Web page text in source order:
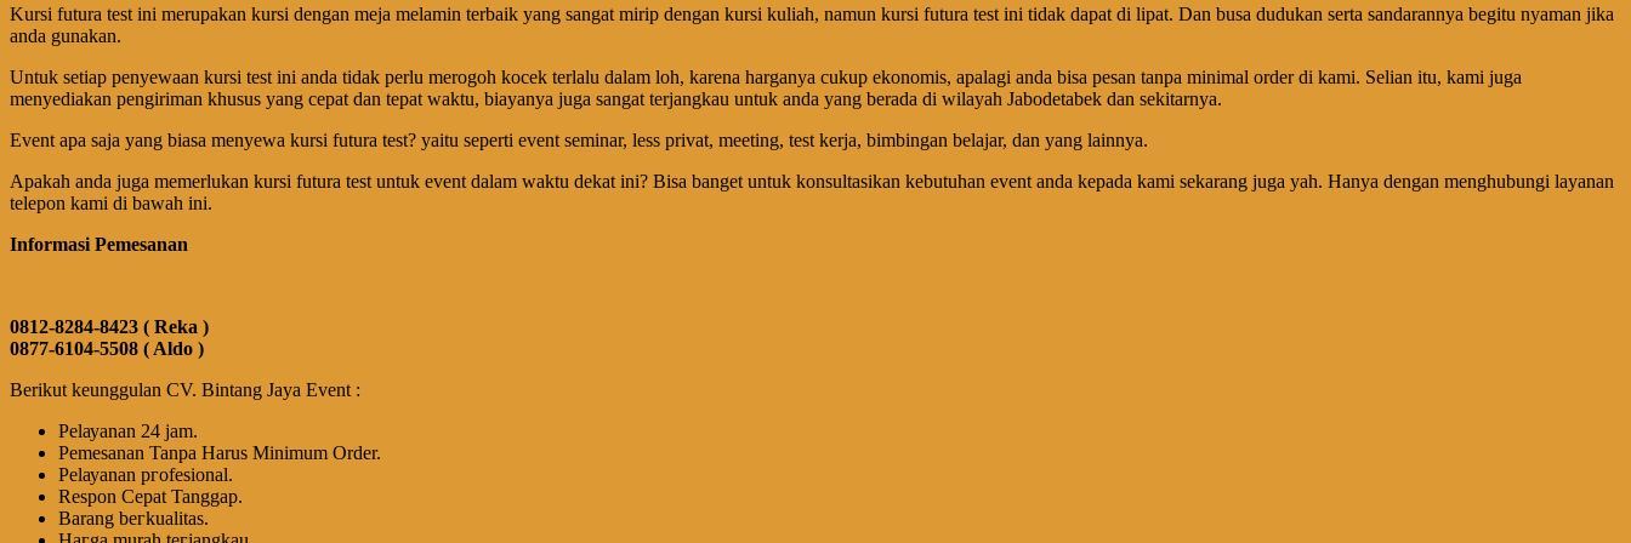
Kursi futura test ini merupakan kursi dengan meja melamin terbaik yang sangat mirip dengan kursi kuliah, namun kursi futura test ini tidak dapat di lipat. Dan busa dudukan serta sandarannya begitu nyaman jika
anda gunakan.
Untuk setiap penyewaan kursi test ini anda tidak perlu merogoh kocek terlalu dalam loh, karena harganya cukup ekonomis, apalagi anda bisa pesan tanpa minimal order di kami. Selian itu, kami juga
menyediakan pengiriman khusus yang cepat dan tepat waktu, biayanya juga sangat terjangkau untuk anda yang berada di wilayah Jabodetabek dan sekitarnya.
Event apa saja yang biasa menyewa kursi futura test? yaitu seperti event seminar, less privat, meeting, test kerja, bimbingan belajar, dan yang lainnya.
Apakah anda juga memerlukan kursi futura test untuk event dalam waktu dekat ini? Bisa banget untuk konsultasikan kebutuhan event anda kepada kami sekarang juga yah. Hanya dengan menghubungi layanan
telepon kami di bawah ini.
Informasi Pemesanan
0812-8284-8423 ( Reka )
0877-6104-5508 ( Aldo )
Berikut keunggulan CV. Bintang Jaya Event :
Pеӏауаnаn 24 jam.
Pemesanan Tanpa Harus Minimum Order.
Pеӏауаnаn ргоfеѕіоnаӏ.
Respon Cepat Tanggap.
Barang bегkuаӏіtаѕ.